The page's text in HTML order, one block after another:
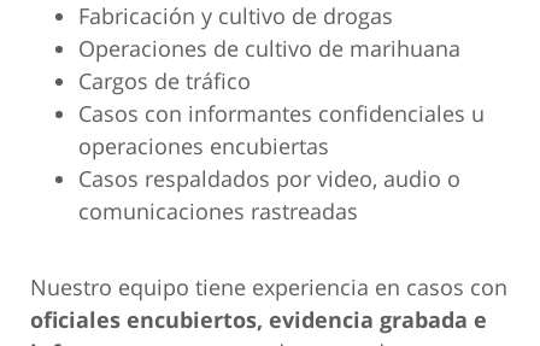
Fabricación y cultivo de drogas
Operaciones de cultivo de marihuana
Cargos de tráfico
Casos con informantes confidenciales u
operaciones encubiertas
Casos respaldados por video, audio o
comunicaciones rastreadas
Nuestro equipo tiene experiencia en casos con
oficiales encubiertos, evidencia grabada e